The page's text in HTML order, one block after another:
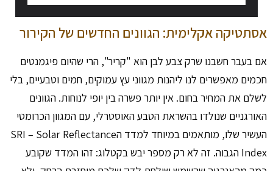
אסתטיקה אקלימית: הגוונים החדשים של הקירור
אם בעבר חשבנו שרק צבע לבן הוא "קריר", הרי שהיום פיגמנטים
חכמים מאפשרים לנו ליהנות מגווני עץ עמוקים, חמים וטבעיים, בלי
לשלם את המחיר בחום. אין יותר פשרה בין יופי לנוחות. הגוונים
האורגניים שנולדו בהשראת הטבע האוסטרלי, עם המגוון הכרומטי
העשיר שלו, מותאמים במיוחד למדד הSRI – Solar Reflectance
Index הגבוה. זה לא רק מספר יבש בקטלוג: זהו המדד שקובע